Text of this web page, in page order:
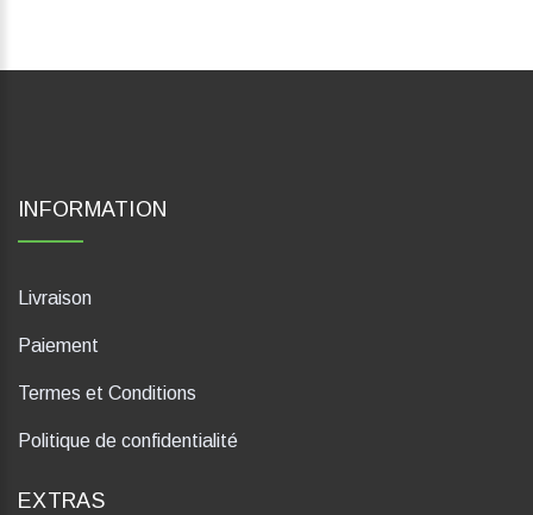
INFORMATION
Livraison
Paiement
Termes et Conditions
Politique de confidentialité
EXTRAS